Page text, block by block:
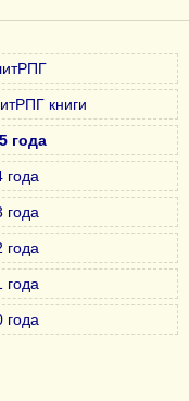
книги
года
года
года
года
года
года